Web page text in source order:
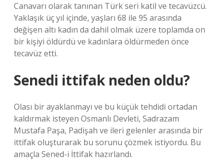
Canavarı olarak tanınan Türk seri katil ve tecavüzcü.
Yaklaşık üç yıl içinde, yaşları 68 ile 95 arasında
değişen altı kadın da dahil olmak üzere toplamda on
bir kişiyi öldürdü ve kadınlara öldürmeden önce
tecavüz etti.
Senedi ittifak neden oldu?
Olası bir ayaklanmayı ve bu küçük tehdidi ortadan
kaldırmak isteyen Osmanlı Devleti, Sadrazam
Mustafa Paşa, Padişah ve ileri gelenler arasında bir
ittifak oluşturarak bu sorunu çözmek istiyordu. Bu
amaçla Sened-i İttifak hazırlandı.